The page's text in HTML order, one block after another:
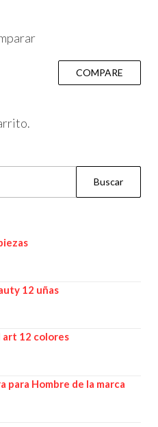
COMPARE
12 uñas
art 12 colores
para Hombre de la marca